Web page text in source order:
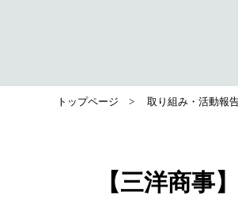
トップページ 取り組み・活動報
【三洋商事